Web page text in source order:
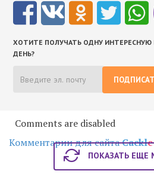
ХОТИТЕ ПОЛУЧАТЬ ОДНУ
ДЕНЬ?
Comments are disabled
Комментарии для сайтаCackle
ПОКАЗАТЬ ЕЩЕ